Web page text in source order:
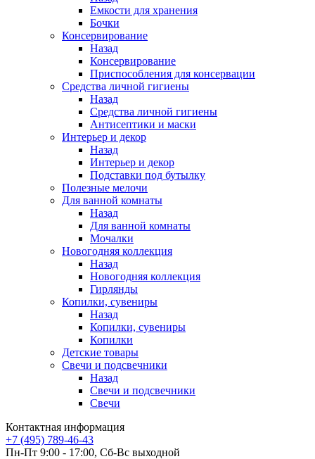
Емкости для хранения
Бочки
Консервирование
Назад
Консервирование
Приспособления для консервации
Средства личной гигиены
Назад
Средства личной гигиены
Антисептики и маски
Интерьер и декор
Назад
Интерьер и декор
Подставки под бутылку
Полезные мелочи
Для ванной комнаты
Назад
Для ванной комнаты
Мочалки
Новогодняя коллекция
Назад
Новогодняя коллекция
Гирлянды
Копилки, сувениры
Назад
Копилки, сувениры
Копилки
Детские товары
Свечи и подсвечники
Назад
Свечи и подсвечники
Свечи
Контактная информация
+7 (495) 789-46-43
Пн-Пт 9:00 - 17:00, Сб-Вс выходной